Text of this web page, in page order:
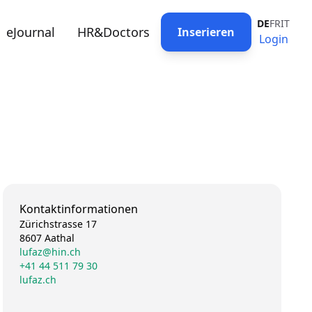
eJournal HR&Doctors Inserieren
DEFRIT
Login
Kontaktinformationen
Zürichstrasse 17
8607 Aathal
lufaz@hin.ch
+41 44 511 79 30
lufaz.ch